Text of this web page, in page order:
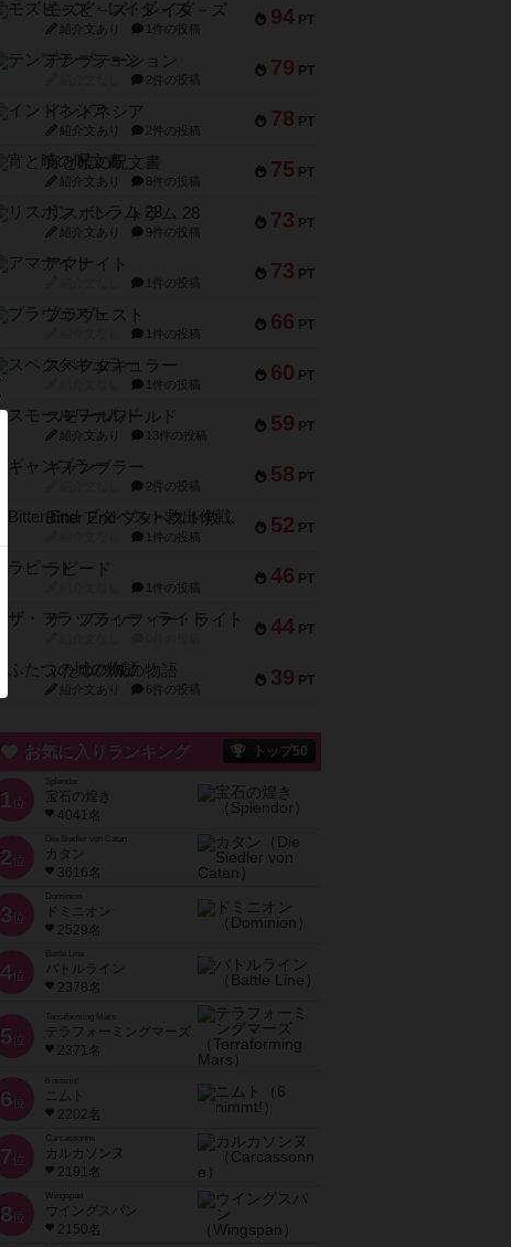
94 PT
モズビ－ズ・レイダ－ズ
紹介文あり 1件の投稿
79 PT
テンプテーション
2件の投稿
78 PT
インドネシア
紹介文あり 2件の投稿
75 PT
宵と暁の呪文書
紹介文あり 8件の投稿
73 PT
リスボン・トラム 28
紹介文あり 9件の投稿
73 PT
アマナイト
1件の投稿
66 PT
ブラヴェスト
1件の投稿
60 PT
スペクタキュラー
1件の投稿
59 PT
スモールワールド
紹介文あり 13件の投稿
58 PT
ギャンブラー
2件の投稿
52 PT
Bitter End ブタペスト救出作戦
1件の投稿
46 PT
ラピード
1件の投稿
44 PT
ザ・フラッフィー・ライト
39 PT
ふたつの城の物語
紹介文あり 6件の投稿
お気に入りランキング トップ50
1 位
宝石の煌き
4041名
2 位
Die Siedler von Catan
カタン
3616名
3 位
ドミニオン
2529名
4位
Battle Line
バトルライン
2378名
5 位
Terraforming Mars
テラフォーミングマーズ
2371名
6 位
ニムト
2202名
7 位
Carcassonne
カルカソンヌ
2191名
8 位
Wingspan
ウイングスパン
2150名